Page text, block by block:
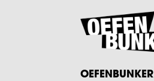
OEFENBUNKER